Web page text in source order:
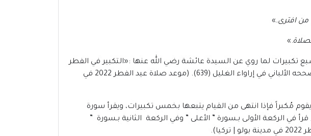
من افترى.
»
.»
تكبيرات لما روي عن السيدة عائشة رضي الله عنها :«التكبير في الفطر
والأضحى الأولى سبع تكبيرات وفي الثانية خمس تكبيرات سوى تكبيرتي الركوع» رواه أبو داود وصححه الألباني في إراواء الغليل (639). (موعد صلاة عيد الفطر 2022 في
يقوم مُكبراً فإذا انتهى من القيام يتبعها بخمس تكبيرات، ويقرأ سورة
في الركعة الأولى بـسورة ” الأعلى ” وفي الركعة الثانية بـسورة ”